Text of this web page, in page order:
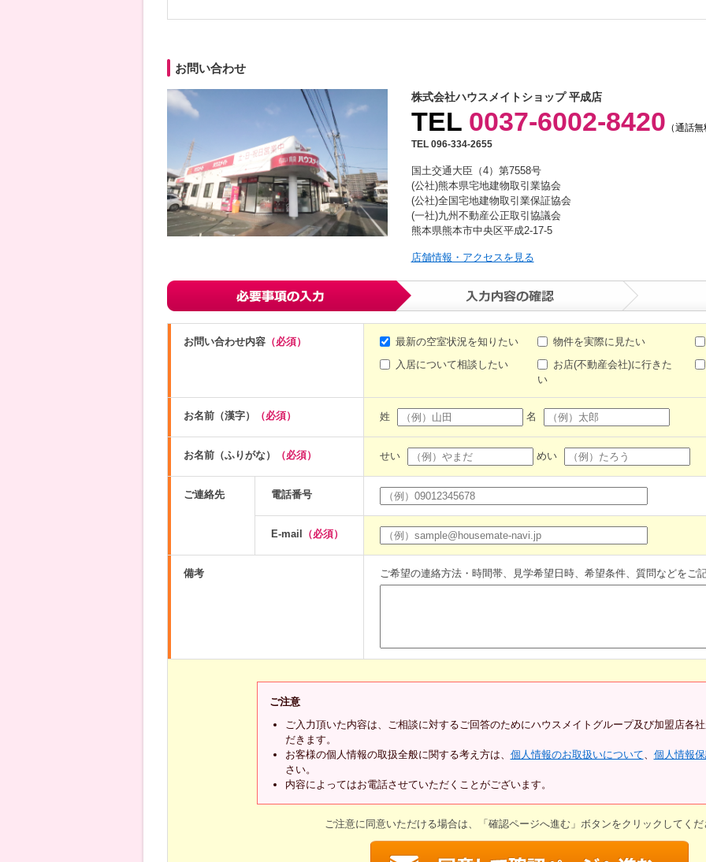
お問い合わせ
株式会社ハウスメイトショップ 平成店
TEL 0037-6002-8420 （通話
TEL 096-334-2655
国土交通大臣（4）第7558号
(公社)熊本県宅地建物取引業協会
(公社)全国宅地建物取引業保証協会
(一社)九州不動産公正取引協議会
熊本県熊本市中央区平成2-17-5
店舗情報・アクセスを見る
お問い合わせ内容（必須） 最新の空室状況を知りたい
物件を実際に見たい
入居について相談したい
お店(不動産会社)に行きた
い
お名前（漢字） （必須） 姓 名
お名前（ふりがな） （必須） せい めい
ご連絡先 電話番号
E-mail （必須）
備考 ご希望の連絡方法・時間帯、見学希望日時、希望条件、質問などをご
ご注意
ご入力頂いた内容は、ご相談に対するご回答のためにハウスメイトグループ及び加盟店各
だきます。
お客様の個人情報の取扱全般に関する考え方は、 個人情報のお取扱いについて、 個人情報
さい。
内容によってはお電話させていただくことがございます。
ご注意に同意いただける場合は、「確認ページへ進む」ボタンをクリックしてくだ